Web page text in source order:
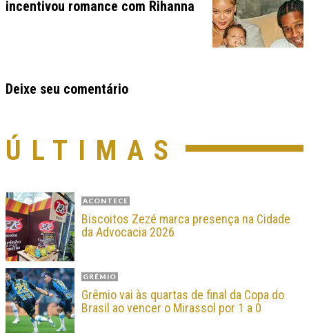
incentivou romance com Rihanna
Deixe seu comentário
ÚLTIMAS
ACONTECE
Biscoitos Zezé marca presença na Cidade
da Advocacia 2026
GRÊMIO
Grêmio vai às quartas de final da Copa do
Brasil ao vencer o Mirassol por 1 a 0